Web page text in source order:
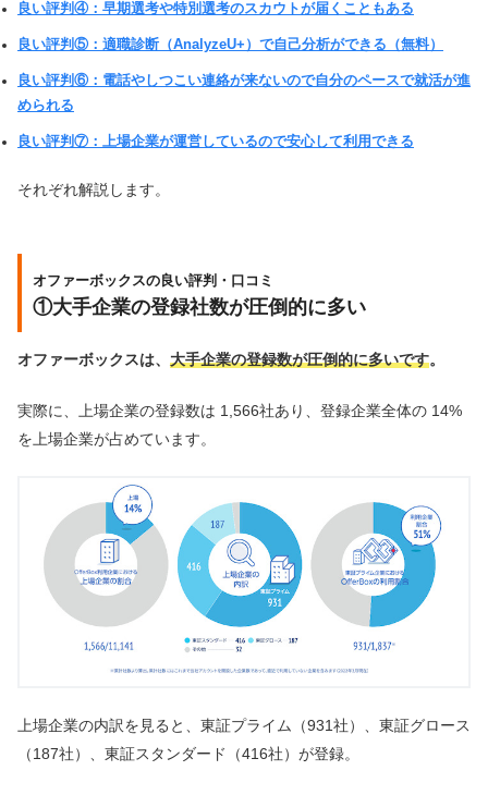
良い評判④：早期選考や特別選考のスカウトが届くこともある
良い評判⑤：適職診断（AnalyzeU+）で自己分析ができる（無料）
良い評判⑥：電話やしつこい連絡が来ないので自分のペースで就活が進
められる
良い評判⑦：上場企業が運営しているので安心して利用できる
それぞれ解説します。
オファーボックスの良い評判・口コミ
①大手企業の登録社数が圧倒的に多い
オファーボックスは、 大手企業の登録数が圧倒的に多いです。
実際に、上場企業の登録数は 1,566社あり、登録企業全体の 14%
を上場企業が占めています。
上場企業の内訳を見ると、東証プライム（931社）、東証グロース
（187社）、東証スタンダード（416社）が登録。